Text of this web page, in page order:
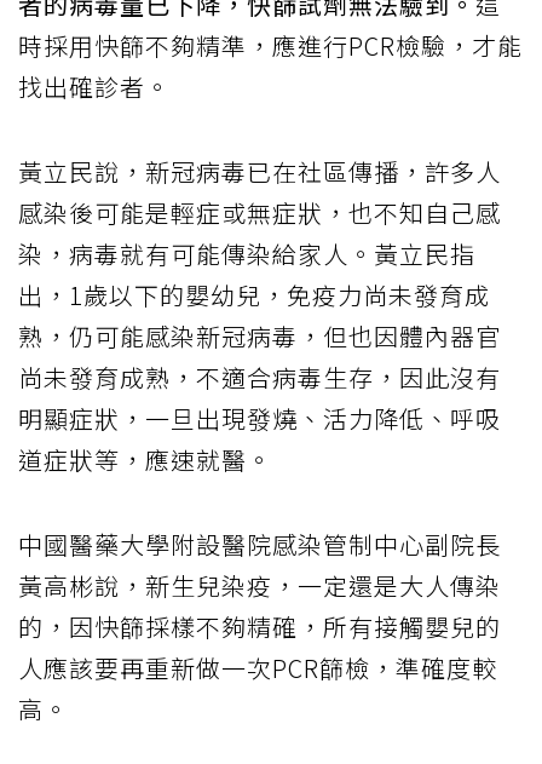
時採用快篩不夠精準，應進行PCR檢驗，才能
找出確診者。
黃立民說，新冠病毒已在社區傳播，許多人
感染後可能是輕症或無症狀，也不知自己感
染，病毒就有可能傳染給家人。黃立民指
出，1歲以下的嬰幼兒，免疫力尚未發育成
熟，仍可能感染新冠病毒，但也因體內器官
尚未發育成熟，不適合病毒生存，因此沒有
明顯症狀，一旦出現發燒、活力降低、呼吸
道症狀等，應速就醫。
中國醫藥大學附設醫院感染管制中心副院長
黃高彬說，新生兒染疫，一定還是大人傳染
的，因快篩採樣不夠精確，所有接觸嬰兒的
人應該要再重新做一次PCR篩檢，準確度較
高。